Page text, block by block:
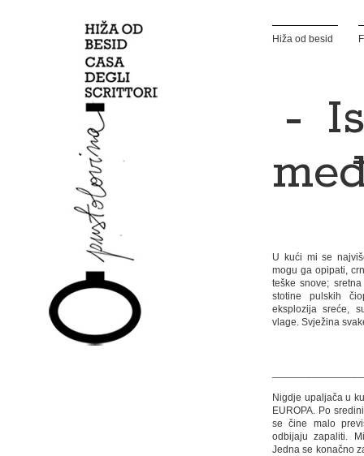
Hiža od besid
—
U kući mi se
mogu ga opipati,
teške snove;
stotine pulskih
eksplozija sreće,
vlage. Svježina
Nigdje upaljača u
EUROPA. Po
se čine malo
odbijaju zapaliti.
Jedna se konačno